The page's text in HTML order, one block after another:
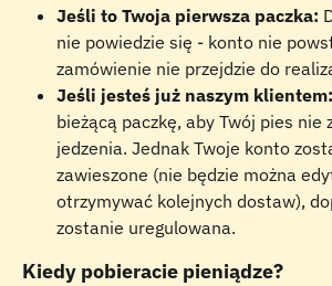
Jeśli to Twoja pierwsza paczka:
nie powiedzie się - konto nie
zamówienie nie przejdzie do
Jeśli jesteś już naszym klientem:
bieżącą paczkę, aby Twój pies nie
jedzenia. Jednak Twoje konto
zawieszone (nie będzie można
otrzymywać kolejnych dostaw),
zostanie uregulowana.
Kiedy pobieracie pieniądze?